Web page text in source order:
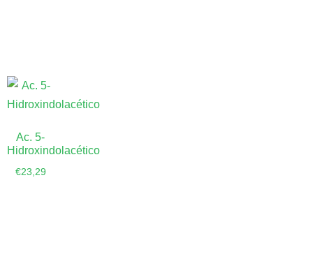
Ac. 5-
Hidroxindolacético
€23,29